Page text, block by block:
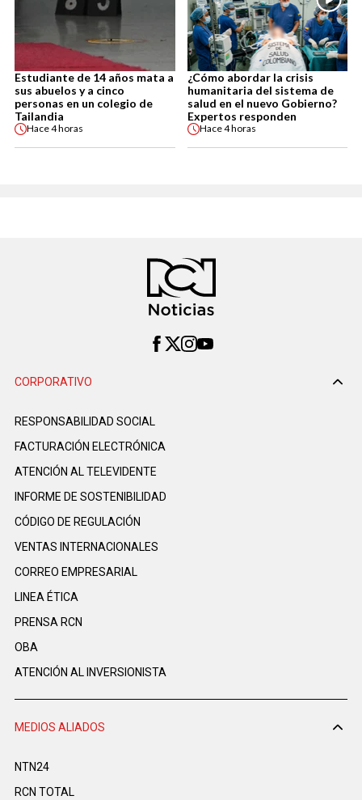
Estudiante de 14 años mata a
sus abuelos y a cinco
personas en un colegio de
Tailandia
Hace4 horas
¿Cómo abordar la crisis
humanitaria del sistema de
salud en el nuevo Gobierno?
Expertos responden
Hace4 horas
CORPORATIVO
RESPONSABILIDAD SOCIAL
FACTURACIÓN ELECTRÓNICA
ATENCIÓN AL TELEVIDENTE
INFORME DE SOSTENIBILIDAD
CÓDIGO DE REGULACIÓN
VENTAS INTERNACIONALES
CORREO EMPRESARIAL
LINEA ÉTICA
PRENSA RCN
OBA
ATENCIÓN AL INVERSIONISTA
MEDIOS ALIADOS
NTN24
RCN TOTAL